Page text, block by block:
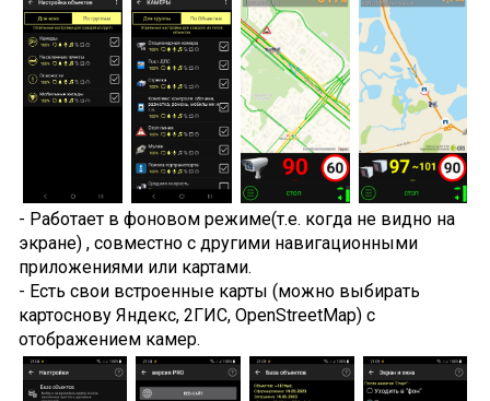
- Работает в фоновом режиме(т.е. когда не видно на
экране) , совместно с другими навигационными
приложениями или картами.
- Есть свои встроенные карты (можно выбирать
картоснову Яндекс, 2ГИС, OpenStreetMap) с
отображением камер.